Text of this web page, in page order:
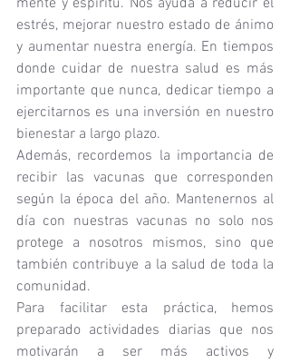
mente y espíritu. Nos ayuda a reducir el
estrés, mejorar nuestro estado de ánimo
y aumentar nuestra energía. En tiempos
donde cuidar de nuestra salud es más
importante que nunca, dedicar tiempo a
ejercitarnos es una inversión en nuestro
bienestar a largo plazo.
Además, recordemos la importancia de
recibir las vacunas que corresponden
según la época del año. Mantenernos al
día con nuestras vacunas no solo nos
protege a nosotros mismos, sino que
también contribuye a la salud de toda la
comunidad.
Para facilitar esta práctica, hemos
preparado actividades diarias que nos
motivarán a ser más activos y